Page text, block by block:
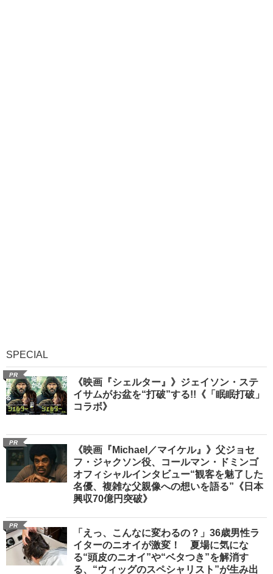
SPECIAL
PR
《映画『シェルター』》ジェイソン・ステ
イサムがお盆を“打破”する!!《「眠眠打破」
コラボ》
PR
《映画『Michael／マイケル』》父ジョセ
フ・ジャクソン役、コールマン・ドミンゴ
オフィシャルインタビュー“観客を魅了した
名優、複雑な父親像への想いを語る”《日本
興収70億円突破》
PR
「えっ、こんなに変わるの？」36歳男性ラ
イターのニオイが激変！ 夏場に気にな
る“頭皮のニオイ”や“ベタつき”を解消す
る、“ウィッグのスペシャリスト”が生み出